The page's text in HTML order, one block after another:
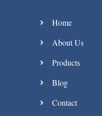
Home
About Us
Products
Blog
Contact